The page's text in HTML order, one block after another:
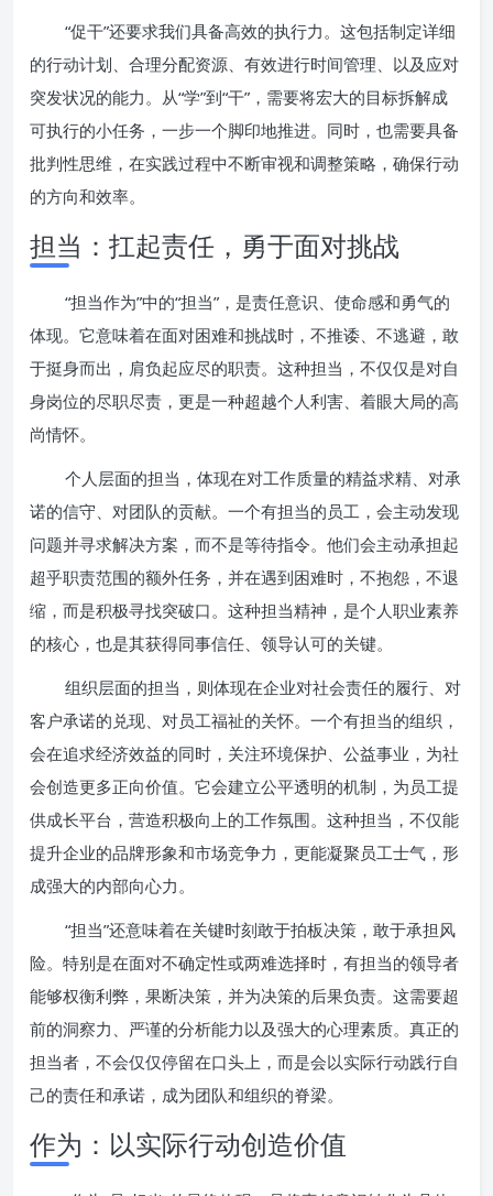
“促干”还要求我们具备高效的执行力。这包括制定详细
的行动计划、合理分配资源、有效进行时间管理、以及应对
突发状况的能力。从“学”到“干”，需要将宏大的目标拆解成
可执行的小任务，一步一个脚印地推进。同时，也需要具备
批判性思维，在实践过程中不断审视和调整策略，确保行动
的方向和效率。
担当：扛起责任，勇于面对挑战
“担当作为”中的“担当”，是责任意识、使命感和勇气的
体现。它意味着在面对困难和挑战时，不推诿、不逃避，敢
于挺身而出，肩负起应尽的职责。这种担当，不仅仅是对自
身岗位的尽职尽责，更是一种超越个人利害、着眼大局的高
尚情怀。
个人层面的担当，体现在对工作质量的精益求精、对承
诺的信守、对团队的贡献。一个有担当的员工，会主动发现
问题并寻求解决方案，而不是等待指令。他们会主动承担起
超乎职责范围的额外任务，并在遇到困难时，不抱怨，不退
缩，而是积极寻找突破口。这种担当精神，是个人职业素养
的核心，也是其获得同事信任、领导认可的关键。
组织层面的担当，则体现在企业对社会责任的履行、对
客户承诺的兑现、对员工福祉的关怀。一个有担当的组织，
会在追求经济效益的同时，关注环境保护、公益事业，为社
会创造更多正向价值。它会建立公平透明的机制，为员工提
供成长平台，营造积极向上的工作氛围。这种担当，不仅能
提升企业的品牌形象和市场竞争力，更能凝聚员工士气，形
成强大的内部向心力。
“担当”还意味着在关键时刻敢于拍板决策，敢于承担风
险。特别是在面对不确定性或两难选择时，有担当的领导者
能够权衡利弊，果断决策，并为决策的后果负责。这需要超
前的洞察力、严谨的分析能力以及强大的心理素质。真正的
担当者，不会仅仅停留在口头上，而是会以实际行动践行自
己的责任和承诺，成为团队和组织的脊梁。
作为：以实际行动创造价值